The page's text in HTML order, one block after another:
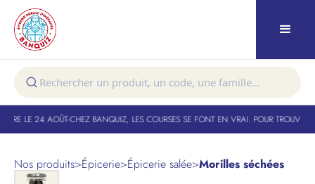
LE 24 AOÛT-CHEZ BANQUIZ, LES COURSES SE FONT EN VRAI. POUR TROUVER
Nos produits>Épicerie>Épicerie salée>Morilles séchées